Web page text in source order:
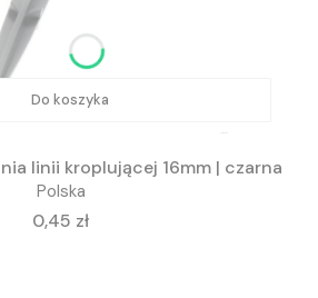
Do koszyka
linii kroplującej 16mm | czarna
Polska
Cena
0,45 zł